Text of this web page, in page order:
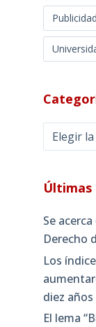
Publicidad
Categorías
Se
Derecho
Los
diez años
El lema